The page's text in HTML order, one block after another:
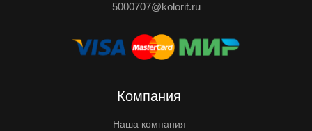
5000707@kolorit.ru
Компания
Наша компания